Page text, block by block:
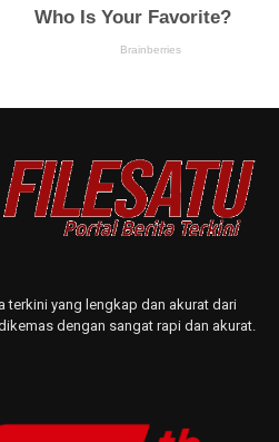
terkini yang lengkap dan akurat dari
dengan sangat rapi dan akurat.